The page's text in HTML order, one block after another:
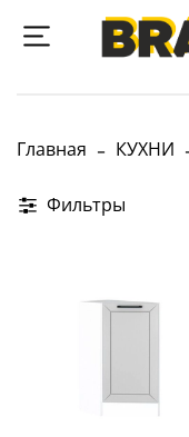
Главная КУХНИ
Фильтры